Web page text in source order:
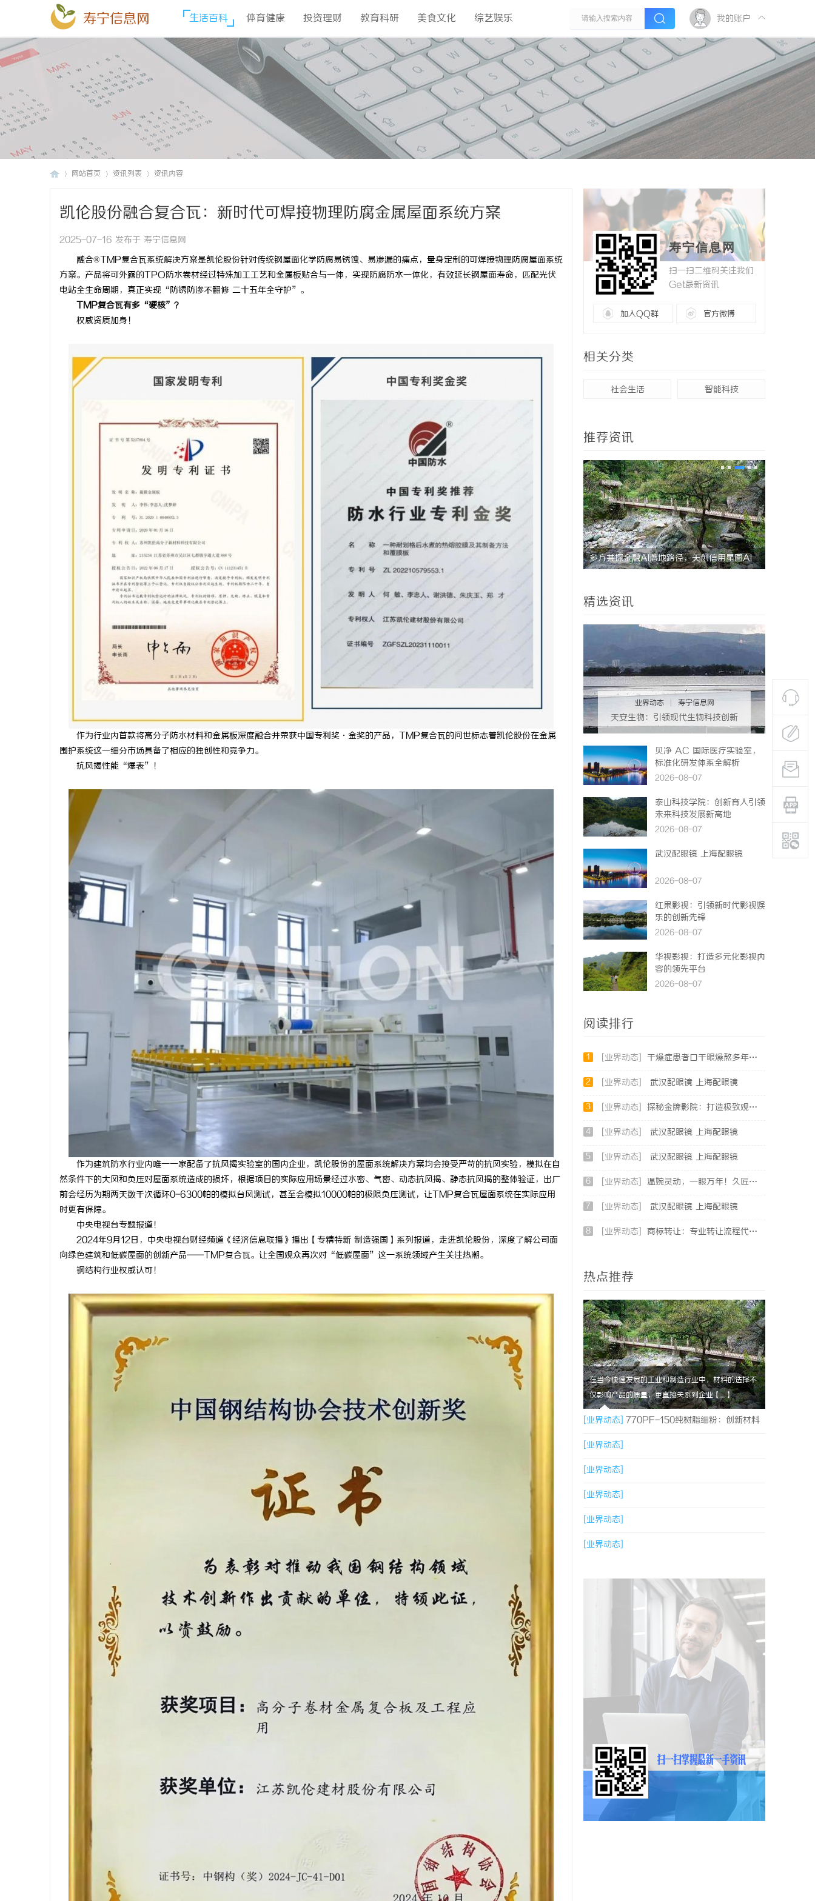
寿宁信息网 生活百科 体育健康 投资理财 教育科研 美食文化 综艺娱乐 我的账户
网站首页 资讯列表 资讯内容
凯伦股份融合复合瓦：新时代可焊接物理防腐金属屋面系统方案
2025-07-16 发布于 寿宁信息网
融合®TMP复合瓦系统解决方案是凯伦股份针对传统钢屋面化学防腐易锈蚀、易渗漏的痛点，量身定制的可焊接物理防腐屋面系统
方案。产品将可外露的TPO防水卷材经过特殊加工工艺和金属板贴合与一体，实现防腐防水一体化，有效延长钢屋面寿命，匹配光伏
电站全生命周期，真正实现“防锈防渗不翻修 二十五年全守护”。
TMP复合瓦有多“硬核”？
权威资质加身！
作为行业内首款将高分子防水材料和金属板深度融合并荣获中国专利奖·金奖的产品，TMP复合瓦的问世标志着凯伦股份在金属
围护系统这一细分市场具备了相应的独创性和竞争力。
抗风揭性能“爆表”！
作为建筑防水行业内唯一一家配备了抗风揭实验室的国内企业，凯伦股份的屋面系统解决方案均会接受严苛的抗风实验，模拟在自
然条件下的大风和负压对屋面系统造成的损坏，根据项目的实际应用场景经过水密、气密、动态抗风揭、静态抗风揭的整体验证，出厂
前会经历为期两天数千次循环0-6300帕的模拟台风测试，甚至会模拟10000帕的极限负压测试，让TMP复合瓦屋面系统在实际应用
时更有保障。
中央电视台专题报道！
2024年9月12日，中央电视台财经频道《经济信息联播》播出【专精特新 制造强国】系列报道，走进凯伦股份，深度了解公司面
向绿色建筑和低碳屋面的创新产品——TMP复合瓦。让全国观众再次对“低碳屋面”这一系统领域产生关注热潮。
钢结构行业权威认可！
寿宁信息网
扫一扫二维码关注我们
Get最新资讯
加入QQ群 官方微博
相关分类
社会生活 智能科技
推荐资讯
武汉配眼镜 上海配眼镜 武汉配眼镜 上海配眼镜 多方共探金融AI落地路径，天创信用星图AI 利星能联合阿里云发布全球首个分布式算电协
精选资讯
业界动态 寿宁信息网
天安生物：引领现代生物科技创新
发展的先锋企业
贝净 AC 国际医疗实验室，
标准化研发体系全解析
2026-08-07
泰山科技学院：创新育人引领
未来科技发展新高地
2026-08-07
武汉配眼镜 上海配眼镜
2026-08-07
红果影视：引领新时代影视娱
乐的创新先锋
2026-08-07
华视影视：打造多元化影视内
容的领先平台
2026-08-07
阅读排行
1 [业界动态] 干燥症患者口干眼燥熬多年，一个周期缓过来？老中医：一张辨证方对症，身体找回津液
2 [业界动态] 武汉配眼镜 上海配眼镜
3 [业界动态] 探秘金牌影院：打造极致观影体验的行业先锋
4 [业界动态] 武汉配眼镜 上海配眼镜
5 [业界动态] 武汉配眼镜 上海配眼镜
6 [业界动态] 温婉灵动，一眼万年！久匠量身定制的眉眼唇，才是你整张脸的点睛之笔！淡颜系女生的气质加分项
7 [业界动态] 武汉配眼镜 上海配眼镜
8 [业界动态] 商标转让：专业转让流程代办，包转让成功再付款
热点推荐
在当今快速发展的工业和制造行业中，材料的选择不
仅影响产品的质量，更直接关系到企业【....】
[业界动态] 770PF-150纯树脂细粉：创新材料
的未来
[业界动态]
[业界动态]
[业界动态]
[业界动态]
[业界动态]